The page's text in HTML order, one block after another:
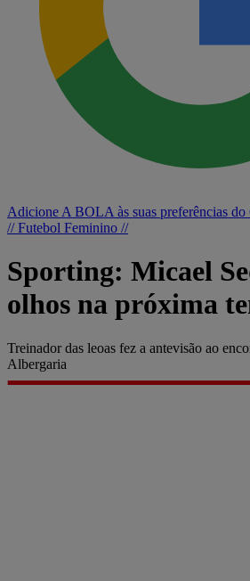
Adicione A BOLA às suas preferências do
// Futebol Feminino //
Sporting: Micael
olhos na próxima
Treinador das leoas fez a antevisão ao
Albergaria